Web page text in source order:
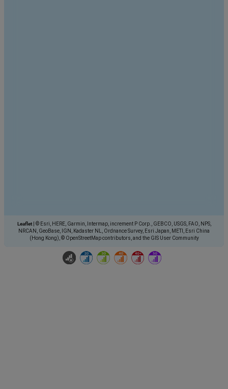
Leaflet
© Esri, HERE, Garmin, Intermap, increment P Corp., GEBCO, USGS, FAO, NPS,
NRCAN, GeoBase, IGN, Kadaster NL, Ordnance Survey, Esri Japan, METI, Esri China
(Hong Kong), © OpenStreetMap contributors, and the GIS User Community